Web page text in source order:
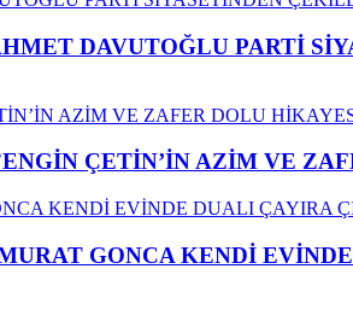
DAVUTOĞLU PARTİ
ÇETİN’İN AZİM VE
GONCA KENDİ